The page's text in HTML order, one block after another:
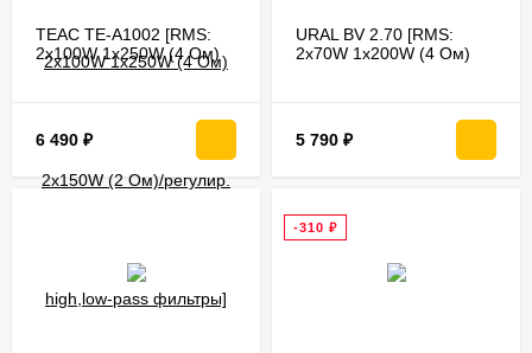
TEAC TE-A1002 [RMS:
2x100W 1x250W (4 Ом)
2x150W (2 Ом)/регулир.
6 490 ₽
URAL BV 2.70 [RMS:
2x70W 1x200W (4 Ом)
5 790 ₽
-310 ₽